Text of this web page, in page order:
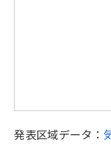
発表区域データ：